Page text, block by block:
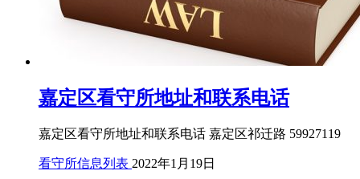
嘉定区看守所地址和联系电话
嘉定区看守所地址和联系电话 嘉定区祁迁路 59927119
看守所信息列表 2022年1月19日